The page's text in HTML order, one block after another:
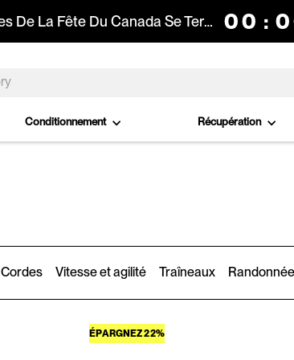
Le Compte À Rebours Est Lancé. Les Soldes De La Fête Du Canada Se Terminent Dans : 00 :
Conditionnement Récupération
Cordes Vitesse et agilité Traîneaux
ÉPARGNEZ 22%